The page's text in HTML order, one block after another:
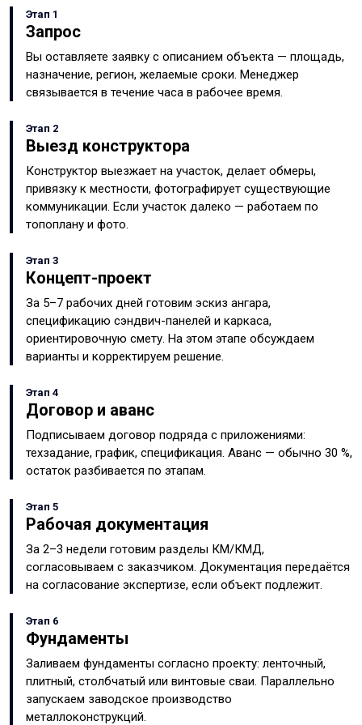
Этап 1
Запрос
Вы оставляете заявку с описанием объекта — площадь,
назначение, регион, желаемые сроки. Менеджер
связывается в течение часа в рабочее время.
Этап 2
Выезд конструктора
Конструктор выезжает на участок, делает обмеры,
привязку к местности, фотографирует существующие
коммуникации. Если участок далеко — работаем по
топоплану и фото.
Этап 3
Концепт-проект
За 5–7 рабочих дней готовим эскиз ангара,
спецификацию сэндвич-панелей и каркаса,
ориентировочную смету. На этом этапе обсуждаем
варианты и корректируем решение.
Этап 4
Договор и аванс
Подписываем договор подряда с приложениями:
техзадание, график, спецификация. Аванс — обычно 30 %,
остаток разбивается по этапам.
Этап 5
Рабочая документация
За 2–3 недели готовим разделы КМ/КМД,
согласовываем с заказчиком. Документация передаётся
на согласование экспертизе, если объект подлежит.
Этап 6
Фундаменты
Заливаем фундаменты согласно проекту: ленточный,
плитный, столбчатый или винтовые сваи. Параллельно
запускаем заводское производство
металлоконструкций.